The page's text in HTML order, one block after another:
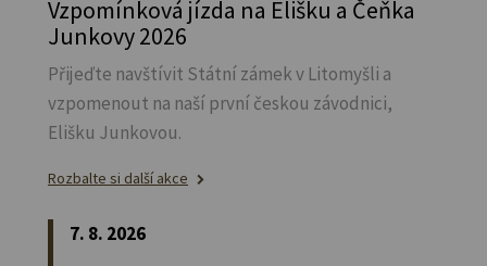
Vzpomínková jízda na Elišku a Čeňka
Junkovy 2026
Přijeďte navštívit Státní zámek v Litomyšli a
vzpomenout na naší první českou závodnici,
Elišku Junkovou.
Rozbalte si další akce
7. 8. 2026